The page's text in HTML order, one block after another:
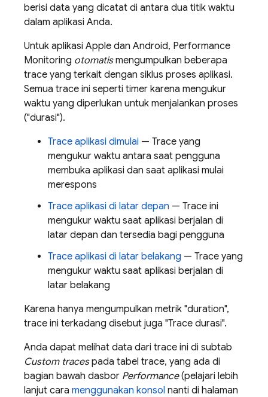
berisi data yang dicatat di antara dua titik waktu
dalam aplikasi Anda.
Untuk aplikasi Apple dan Android, Performance
Monitoring otomatismengumpulkan beberapa
trace yang terkait dengan siklus proses aplikasi.
Semua trace ini seperti timer karena mengukur
waktu yang diperlukan untuk menjalankan proses
("durasi").
Trace aplikasi dimulai — Trace yang
mengukur waktu antara saat pengguna
membuka aplikasi dan saat aplikasi mulai
merespons
Trace aplikasi di latar depan — Trace ini
mengukur waktu saat aplikasi berjalan di
latar depan dan tersedia bagi pengguna
Trace aplikasi di latar belakang — Trace yang
mengukur waktu saat aplikasi berjalan di
latar belakang
Karena hanya mengumpulkan metrik "duration",
trace ini terkadang disebut juga "Trace durasi".
Anda dapat melihat data dari trace ini di subtab
Custom tracespada tabel trace, yang ada di
bagian bawah dasbor Performance(pelajari lebih
lanjut cara menggunakan konsol nanti di halaman